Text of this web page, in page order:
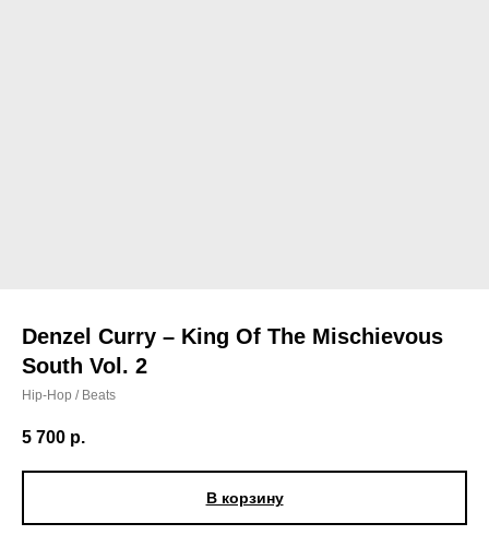
Denzel Curry – King Of The Mischievous
South Vol. 2
Hip-Hop / Beats
5 700 р.
В корзину